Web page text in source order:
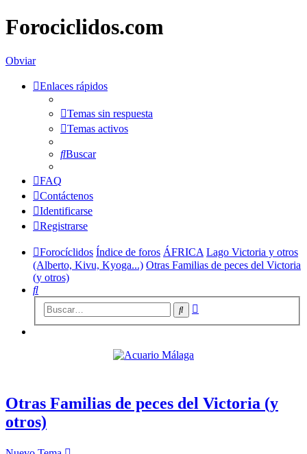
Forociclidos.com
Obviar
Enlaces rápidos
Temas sin respuesta
Temas activos
Buscar
FAQ
Contáctenos
Identificarse
Registrarse
Forocíclidos Índice de foros ÁFRICA Lago Victoria y otros
(Alberto, Kivu, Kyoga...) Otras Familias de peces del Victoria
(y otros)
Buscar
Buscar
Otras Familias de peces del Victoria (y
otros)